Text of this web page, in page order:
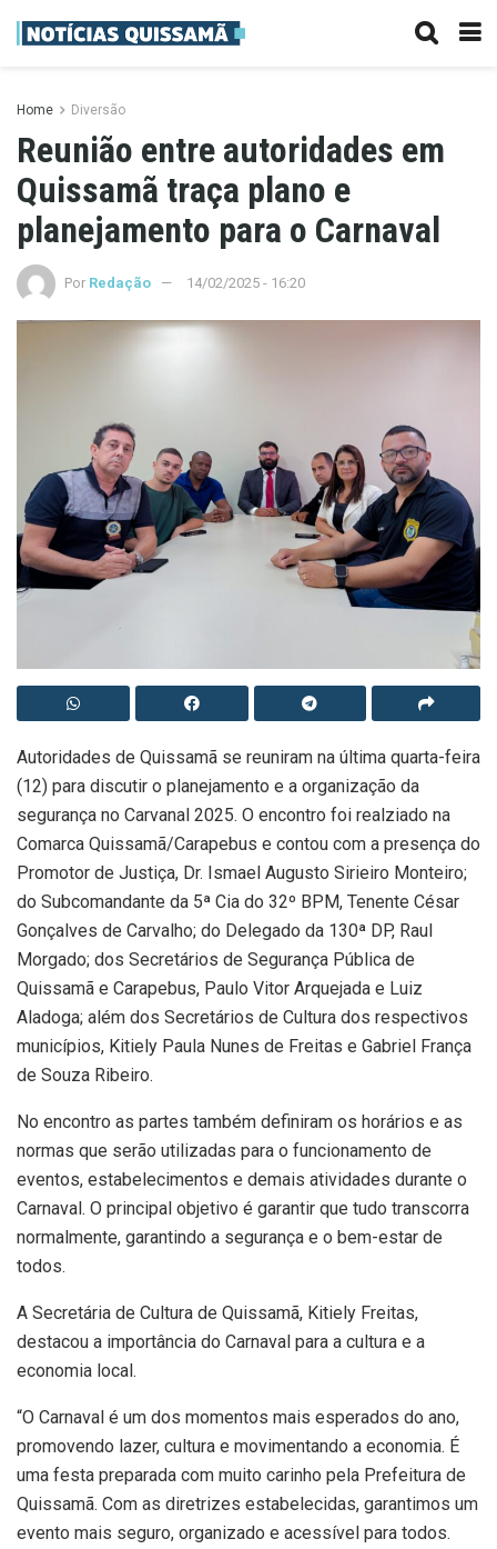
Home Diversão
Reunião entre autoridades em
Quissamã traça plano e
planejamento para o Carnaval
Por Redação 14/02/2025 - 16:20
Autoridades de Quissamã se reuniram na última quarta-feira
(12) para discutir o planejamento e a organização da
segurança no Carvanal 2025. O encontro foi realziado na
Comarca Quissamã/Carapebus e contou com a presença do
Promotor de Justiça, Dr. Ismael Augusto Sirieiro Monteiro;
do Subcomandante da 5ª Cia do 32º BPM, Tenente César
Gonçalves de Carvalho; do Delegado da 130ª DP, Raul
Morgado; dos Secretários de Segurança Pública de
Quissamã e Carapebus, Paulo Vitor Arquejada e Luiz
Aladoga; além dos Secretários de Cultura dos respectivos
municípios, Kitiely Paula Nunes de Freitas e Gabriel França
de Souza Ribeiro.
No encontro as partes também definiram os horários e as
normas que serão utilizadas para o funcionamento de
eventos, estabelecimentos e demais atividades durante o
Carnaval. O principal objetivo é garantir que tudo transcorra
normalmente, garantindo a segurança e o bem-estar de
todos.
A Secretária de Cultura de Quissamã, Kitiely Freitas,
destacou a importância do Carnaval para a cultura e a
economia local.
“O Carnaval é um dos momentos mais esperados do ano,
promovendo lazer, cultura e movimentando a economia. É
uma festa preparada com muito carinho pela Prefeitura de
Quissamã. Com as diretrizes estabelecidas, garantimos um
evento mais seguro, organizado e acessível para todos.